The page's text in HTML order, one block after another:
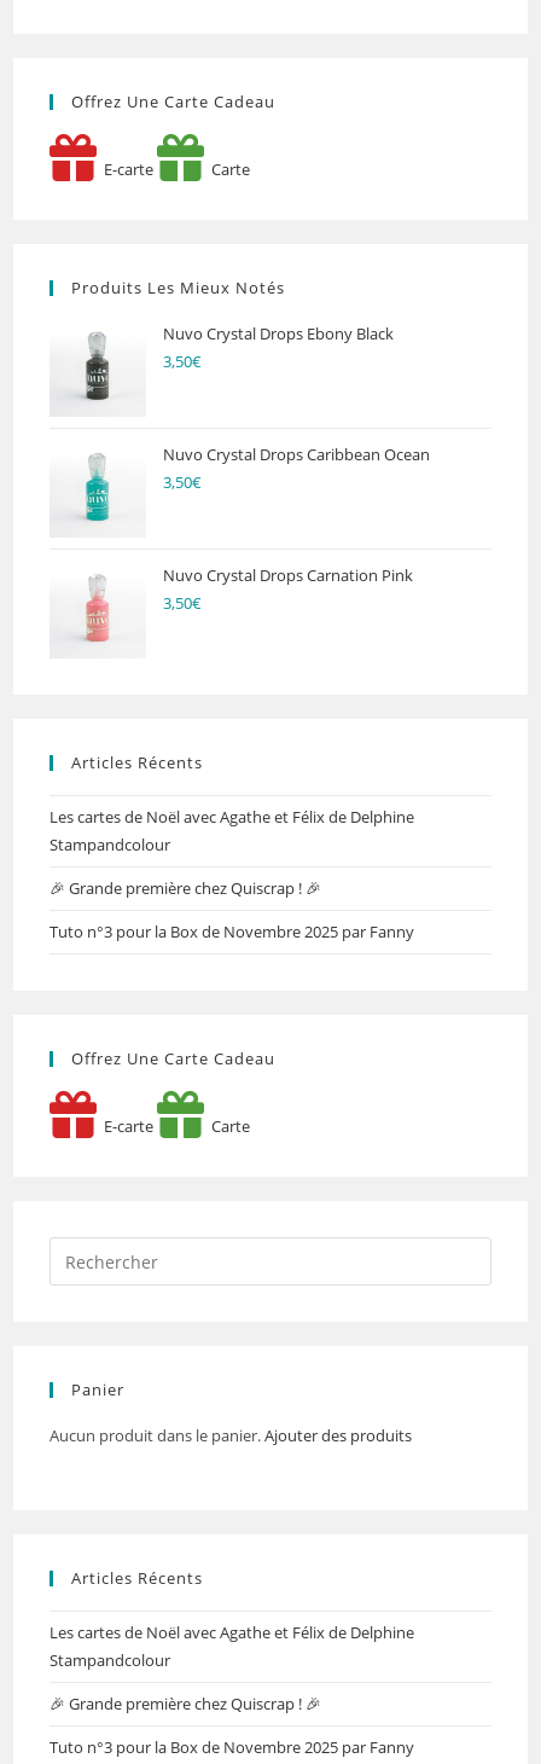
Offrez Une Carte Cadeau
E-carte Carte
Produits Les Mieux Notés
Nuvo Crystal Drops Ebony Black
3,50€
Nuvo Crystal Drops Caribbean Ocean
3,50€
Nuvo Crystal Drops Carnation Pink
3,50€
Articles Récents
Les cartes de Noël avec Agathe et Félix de Delphine
Stampandcolour
🎉 Grande première chez Quiscrap ! 🎉
Tuto n°3 pour la Box de Novembre 2025 par Fanny
Offrez Une Carte Cadeau
E-carte Carte
Panier
Aucun produit dans le panier.Ajouter des produits
Articles Récents
Les cartes de Noël avec Agathe et Félix de Delphine
Stampandcolour
🎉 Grande première chez Quiscrap ! 🎉
Tuto n°3 pour la Box de Novembre 2025 par Fanny